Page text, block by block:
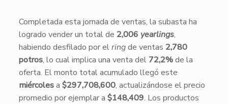
Completada esta jornada de ventas, la subasta ha
logrado vender un total de 2,006 yearlings,
habiendo desfilado por elringde ventas 2,780
potros, lo cual implica una venta del 72,2%de la
oferta. El monto total acumulado llegó este
miércolesa $297,708,600, actualizándose el precio
promedio por ejemplar a $148,409. Los productos